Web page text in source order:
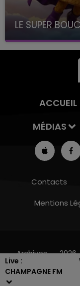
Live :
CHAMPAGNE FM
10h00
LE SUPER
avec La Famille
ACCUEIL
MÉDIAS
Contacts
Mentions
Archives 2026